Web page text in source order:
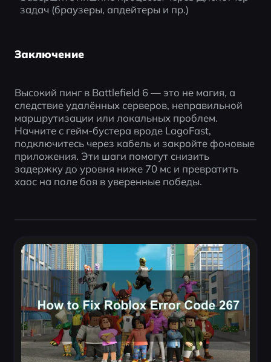
задач (браузеры, апдейтеры и пр.)
Заключение
Высокий пинг в Battlefield 6 — это не магия, а
следствие удалённых серверов, неправильной
маршрутизации или локальных проблем.
Начните с гейм-бустера вроде LagoFast,
подключитесь через кабель и закройте фоновые
приложения. Эти шаги помогут снизить
задержку до уровня ниже 70 мс и превратить
хаос на поле боя в уверенные победы.